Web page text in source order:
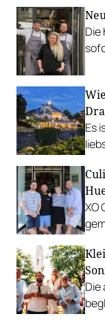
Die
Es
XO
Die